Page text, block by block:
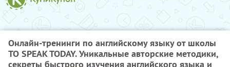
Онлайн-тренинги по английскому языку от школы
TO SPEAK TODAY. Уникальные авторские методики,
секреты быстрого изучения английского языка и